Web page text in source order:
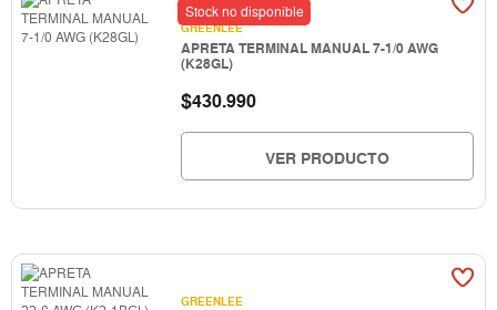
Stock no disponible
GREENLEE
APRETA TERMINAL MANUAL 7-1/0 AWG
(K28GL)
$430.990
VER PRODUCTO
GREENLEE